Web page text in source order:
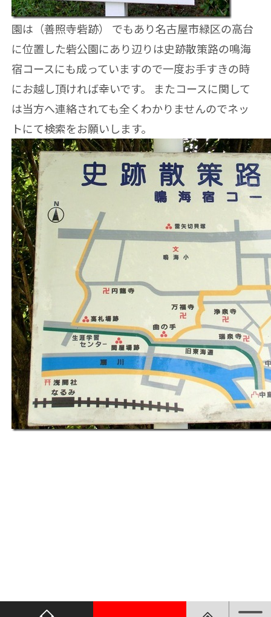
園は（善照寺砦跡） でもあり名古屋市緑区の高台
に位置した砦公園にあり辺りは史跡散策路の鳴海
宿コースにも成っていますので一度お手すきの時
にお越し頂ければ幸いです。 またコースに関して
は当方へ連絡されても全くわかりませんのでネッ
トにて検索をお願いします。